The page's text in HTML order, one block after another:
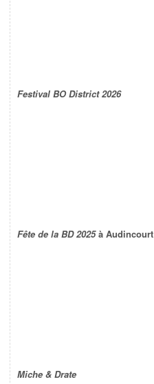
Festival BO District 2026
Fête de la BD 2025à Audincourt
Miche & Drate